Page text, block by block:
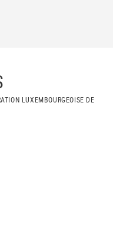
LUXEMBOURGEOISE DE